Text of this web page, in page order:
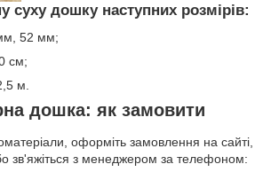
суху дошку наступних розмірів:
52 мм;
см;
м.
дошка: як замовити
оформіть замовлення на сайті,
зв'яжіться з менеджером за телефоном: